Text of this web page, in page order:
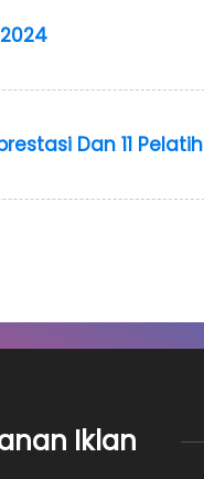
Dan 11 Pelatih
Iklan